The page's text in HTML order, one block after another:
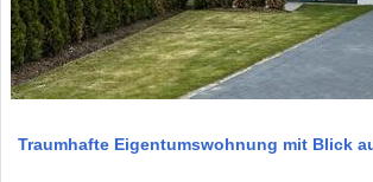
Traumhafte Eigentumswohnung mit Blick